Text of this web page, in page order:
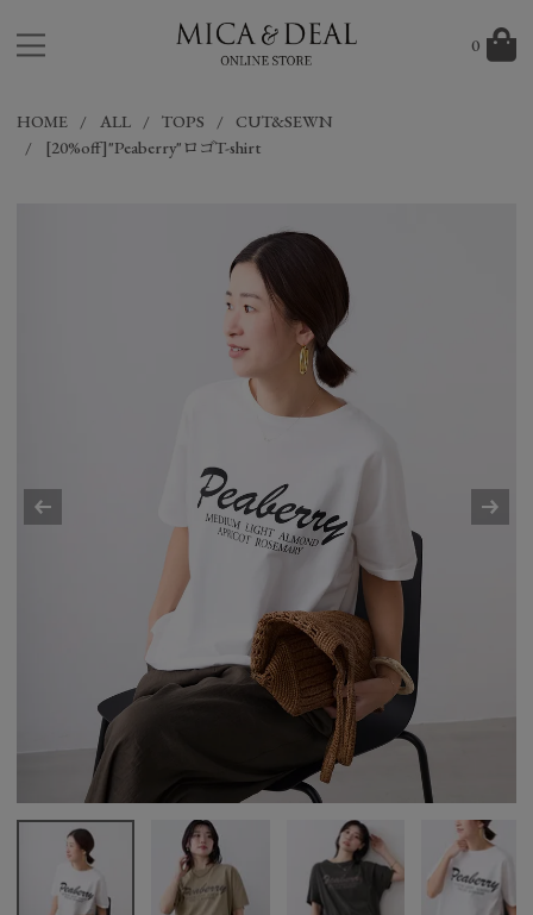
0
HOME ALL TOPS
CUT&SEWN
[20%off]"Peaberry"ロゴT-shirt